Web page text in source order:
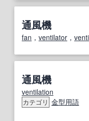
通風機
fan ， ventilator ，
通風機
ventilation
カテゴリ 金型用語